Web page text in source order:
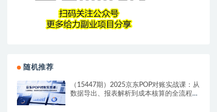
随机推荐
（15447期）2025京东POP对账实战课：从
数据导出、报表解析到成本核算的全流程财